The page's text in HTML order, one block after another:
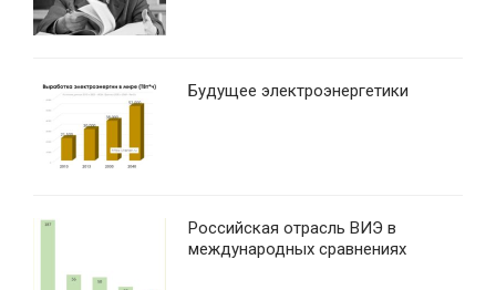
Будущее электроэнергетики
Российская отрасль ВИЭ в
международных сравнениях